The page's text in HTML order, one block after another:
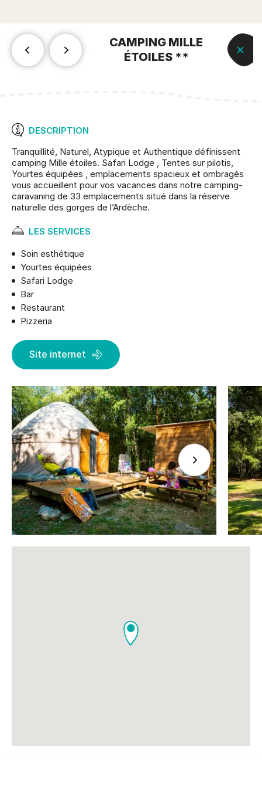
CAMPING MILLE
ÉTOILES **
DESCRIPTION
Tranquillité, Naturel, Atypique et Authentique définissent
camping Mille étoiles. Safari Lodge , Tentes sur pilotis,
Yourtes équipées , emplacements spacieux et ombragés
vous accueillent pour vos vacances dans notre camping-
caravaning de 33 emplacements situé dans la réserve
naturelle des gorges de l’Ardèche.
LES SERVICES
Soin esthétique
Yourtes équipées
Safari Lodge
Bar
Restaurant
Pizzeria
Site internet